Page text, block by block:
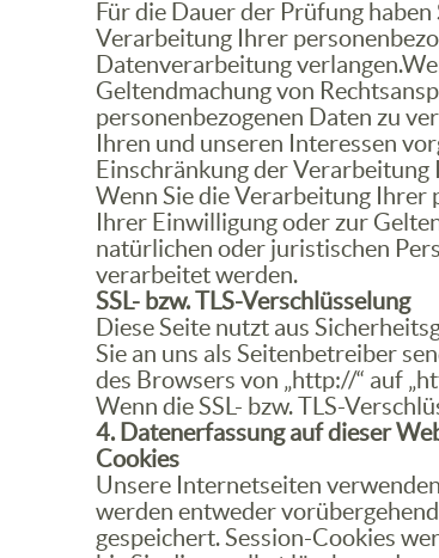
Für die Dauer der Prüfung
Verarbeitung Ihrer
Datenverarbeitung
Geltendmachung von
personenbezogenen Daten zu
Ihren und unseren Interessen
Einschränkung der
Wenn Sie die Verarbeitung Ihrer
Ihrer Einwilligung oder zur
natürlichen oder juristischen
verarbeitet werden.
SSL- bzw. TLS-Verschlüsselung
Diese Seite nutzt aus
Sie an uns als Seitenbetreiber
des Browsers von „http://“ auf
Wenn die SSL- bzw. TLS-
4. Datenerfassung auf dieser
Cookies
Unsere Internetseiten
werden entweder
gespeichert. Session-Cookies